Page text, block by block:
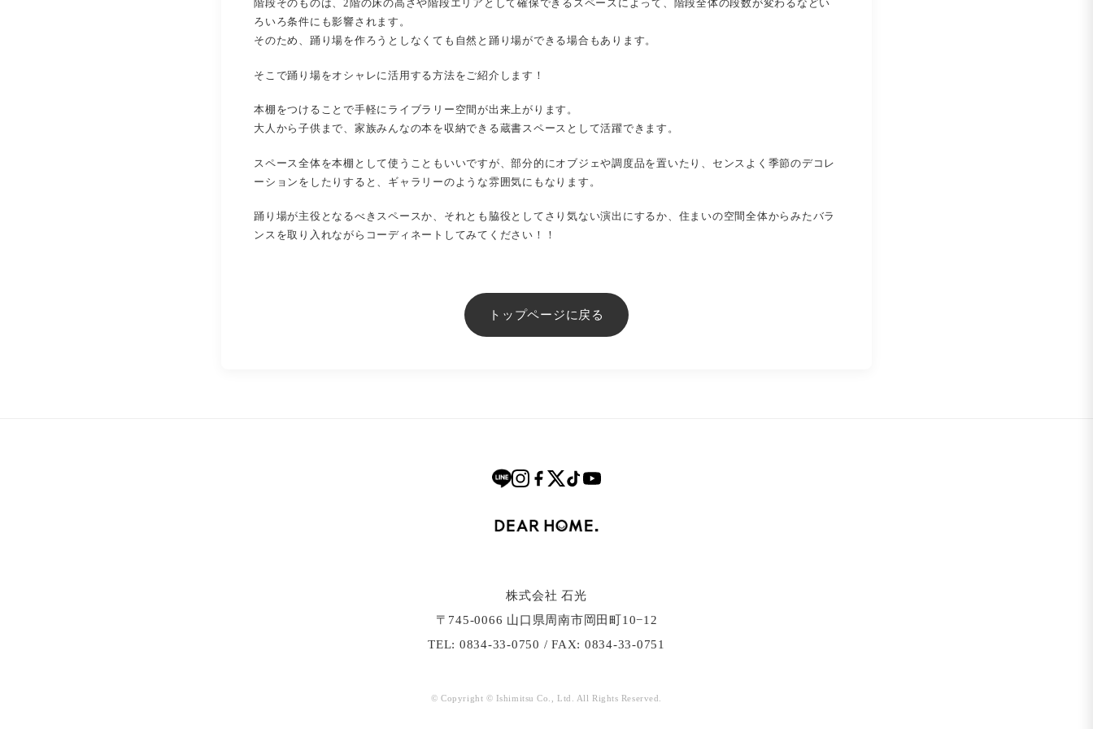
階段そのものは、2階の床の高さや階段エリアとして確保できるスペースによって、階段全体の段数が変わるなどい
ろいろ条件にも影響されます。
そのため、踊り場を作ろうとしなくても自然と踊り場ができる場合もあります。
そこで踊り場をオシャレに活用する方法をご紹介します！
本棚をつけることで手軽にライブラリー空間が出来上がります。
大人から子供まで、家族みんなの本を収納できる蔵書スペースとして活躍できます。
スペース全体を本棚として使うこともいいですが、部分的にオブジェや調度品を置いたり、センスよく季節のデコレ
ーションをしたりすると、ギャラリーのような雰囲気にもなります。
踊り場が主役となるべきスペースか、それとも脇役としてさり気ない演出にするか、住まいの空間全体からみたバラ
ンスを取り入れながらコーディネートしてみてください！！
トップページに戻る
株式会社 石光
〒745-0066 ⼭⼝県周南市岡⽥町10−12
TEL: 0834-33-0750 / FAX: 0834-33-0751
© Copyright © Ishimitsu Co., Ltd. All Rights Reserved.